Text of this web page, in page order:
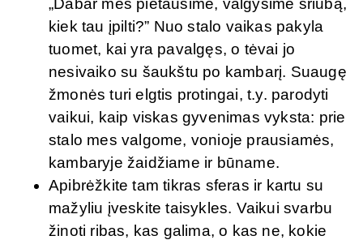
„Dabar mes pietausime, valgysime sriubą,
kiek tau įpilti?” Nuo stalo vaikas pakyla
tuomet, kai yra pavalgęs, o tėvai jo
nesivaiko su šaukštu po kambarį. Suaugę
žmonės turi elgtis protingai, t.y. parodyti
vaikui, kaip viskas gyvenimas vyksta: prie
stalo mes valgome, vonioje prausiamės,
kambaryje žaidžiame ir būname.
Apibrėžkite tam tikras sferas ir kartu su
mažyliu įveskite taisykles. Vaikui svarbu
žinoti ribas, kas galima, o kas ne, kokie